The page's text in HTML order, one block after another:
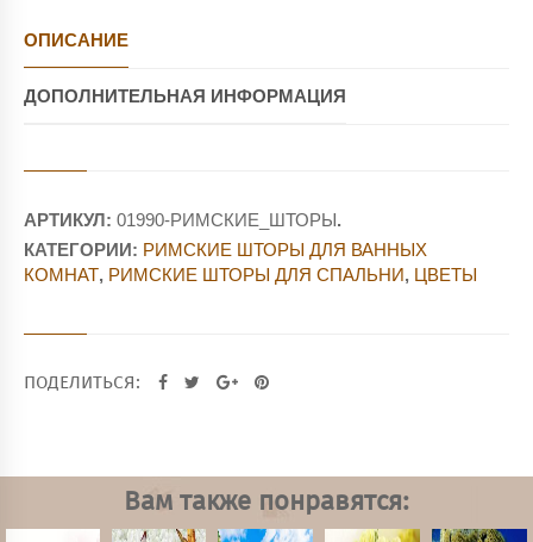
ОПИСАНИЕ
ДОПОЛНИТЕЛЬНАЯ ИНФОРМАЦИЯ
АРТИКУЛ: 01990-РИМСКИЕ_ШТОРЫ.
КАТЕГОРИИ: РИМСКИЕ ШТОРЫ ДЛЯ ВАННЫХ
КОМНАТ, РИМСКИЕ ШТОРЫ ДЛЯ СПАЛЬНИ, ЦВЕТЫ
ПОДЕЛИТЬСЯ:
Вам также понравятся: